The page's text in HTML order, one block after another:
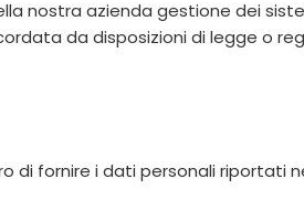
nostra azienda gestione dei
da disposizioni di legge o
fornire i dati personali riportati